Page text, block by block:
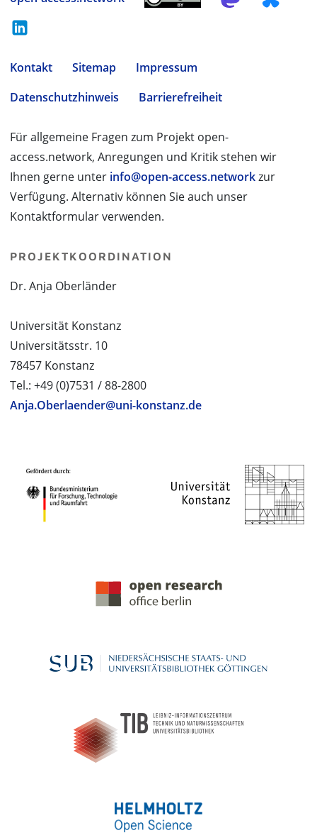
Kontakt Sitemap
Impressum
Datenschutzhinweis
Barrierefreiheit
Für allgemeine Fragen zum Projekt open-
access.network, Anregungen und Kritik stehen wir
Ihnen gerne unter info@open-access.networkzur
Verfügung. Alternativ können Sie auch unser
Kontaktformular verwenden.
PROJEKTKOORDINATION
Dr. Anja Oberländer
Universität Konstanz
Universitätsstr. 10
78457 Konstanz
Tel.: +49 (0)7531 / 88-2800
Anja.Oberlaender@uni-konstanz.de